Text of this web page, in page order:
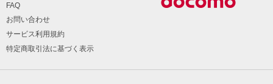
FAQ
お問い合わせ
サービス利用規約
特定商取引法に基づく表示